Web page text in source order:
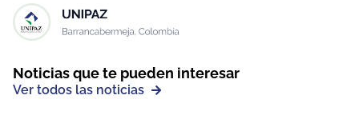
Noticias que te pueden interesar
Ver todos las noticias